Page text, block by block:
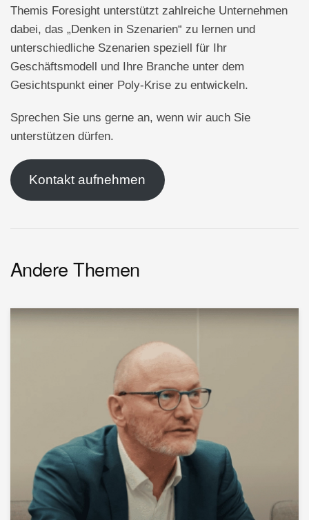
Themis Foresight unterstützt zahlreiche Unternehmen
dabei, das „Denken in Szenarien“ zu lernen und
unterschiedliche Szenarien speziell für Ihr
Geschäftsmodell und Ihre Branche unter dem
Gesichtspunkt einer Poly-Krise zu entwickeln.
Sprechen Sie uns gerne an, wenn wir auch Sie
unterstützen dürfen.
Kontakt aufnehmen
Andere Themen